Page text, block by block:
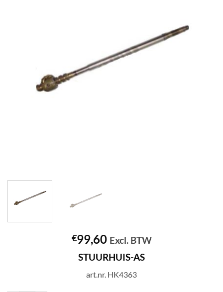
€99,60 Excl. BTW
STUURHUIS-AS
art.nr. HK4363